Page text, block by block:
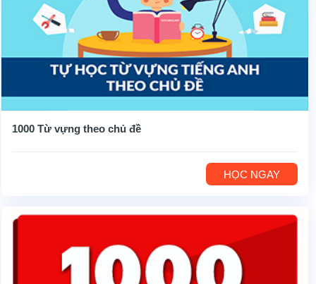
1000 Từ vựng theo chủ đề
HỌC NGAY